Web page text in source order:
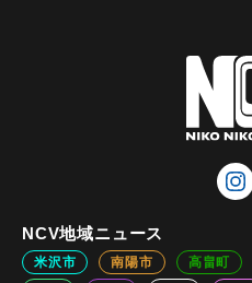
NCV地域ニュース
米沢市 南陽市 高畠町